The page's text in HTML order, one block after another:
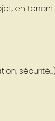
en
sécurité...)